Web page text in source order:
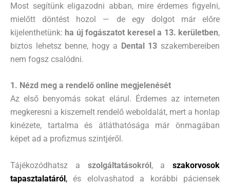
Most segítünk eligazodni abban, mire érdemes figyelni,
mielőtt döntést hozol — de egy dolgot már előre
kijelenthetünk: ha új fogászatot keresel a 13. kerületben,
biztos lehetsz benne, hogy a Dental 13 szakembereiben
nem fogsz csalódni.
1. Nézd meg a rendelő online megjelenését
Az első benyomás sokat elárul. Érdemes az interneten
megkeresni a kiszemelt rendelő weboldalát, mert a honlap
kinézete, tartalma és átláthatósága már önmagában
képet ad a profizmus szintjéről.
Tájékozódhatsz a szolgáltatásokról, a szakorvosok
tapasztalatáról, és elolvashatod a korábbi páciensek